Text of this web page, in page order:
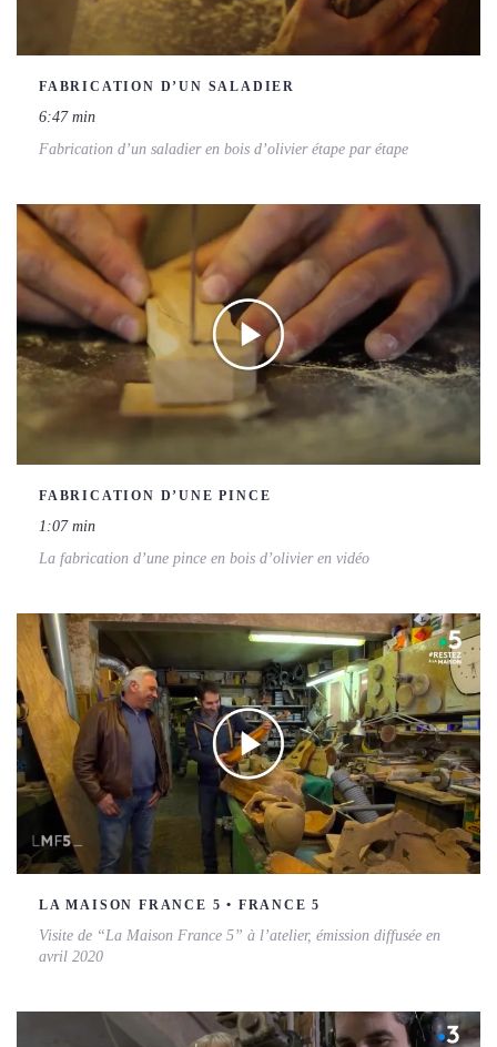
FABRICATION D’UN SALADIER
6:47 min
Fabrication d’un saladier en bois d’olivier étape par étape
FABRICATION D’UNE PINCE
1:07 min
La fabrication d’une pince en bois d’olivier en vidéo
LA MAISON FRANCE 5 • FRANCE 5
Visite de “La Maison France 5” à l’atelier, émission diffusée en
avril 2020